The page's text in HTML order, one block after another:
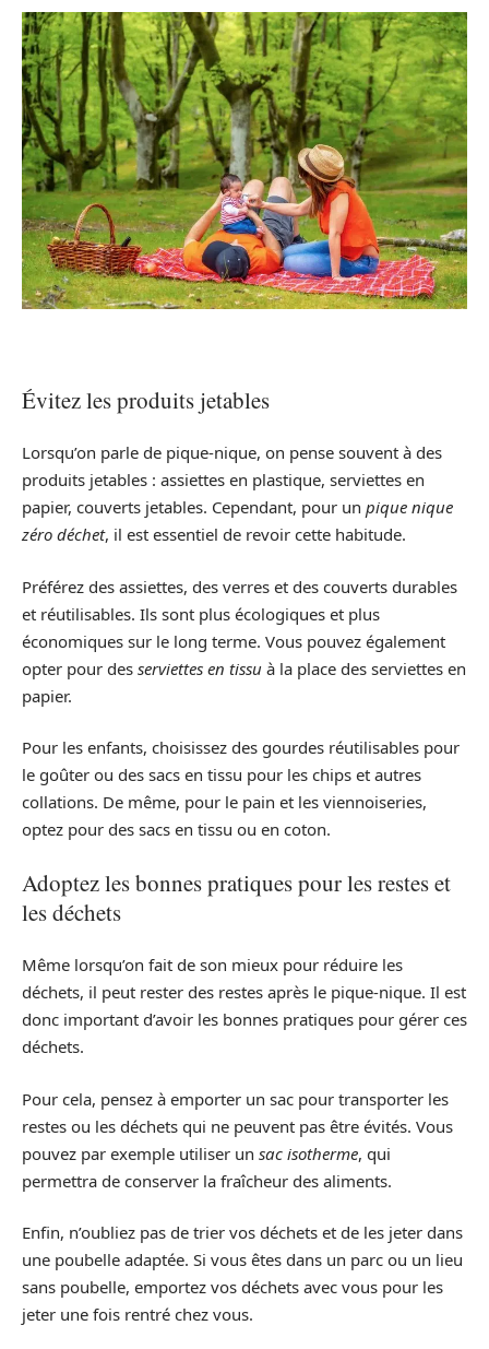
Évitez les produits jetables
Lorsqu’on parle de pique-nique, on pense souvent à des
produits jetables : assiettes en plastique, serviettes en
papier, couverts jetables. Cependant, pour un pique nique
zéro déchet, il est essentiel de revoir cette habitude.
Préférez des assiettes, des verres et des couverts durables
et réutilisables. Ils sont plus écologiques et plus
économiques sur le long terme. Vous pouvez également
opter pour des serviettes en tissu à la place des serviettes en
papier.
Pour les enfants, choisissez des gourdes réutilisables pour
le goûter ou des sacs en tissu pour les chips et autres
collations. De même, pour le pain et les viennoiseries,
optez pour des sacs en tissu ou en coton.
Adoptez les bonnes pratiques pour les restes et
les déchets
Même lorsqu’on fait de son mieux pour réduire les
déchets, il peut rester des restes après le pique-nique. Il est
donc important d’avoir les bonnes pratiques pour gérer ces
déchets.
Pour cela, pensez à emporter un sac pour transporter les
restes ou les déchets qui ne peuvent pas être évités. Vous
pouvez par exemple utiliser un sac isotherme, qui
permettra de conserver la fraîcheur des aliments.
Enfin, n’oubliez pas de trier vos déchets et de les jeter dans
une poubelle adaptée. Si vous êtes dans un parc ou un lieu
sans poubelle, emportez vos déchets avec vous pour les
jeter une fois rentré chez vous.